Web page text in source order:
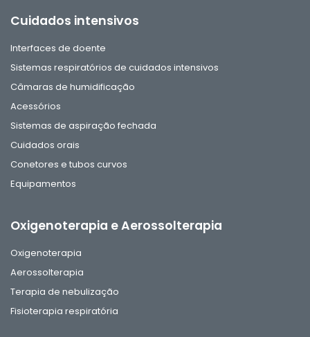
Cuidados intensivos
Interfaces de doente
Sistemas respiratórios de cuidados intensivos
Câmaras de humidificação
Acessórios
Sistemas de aspiração fechada
Cuidados orais
Conetores e tubos curvos
Equipamentos
Oxigenoterapia e Aerossolterapia
Oxigenoterapia
Aerossolterapia
Terapia de nebulização
Fisioterapia respiratória